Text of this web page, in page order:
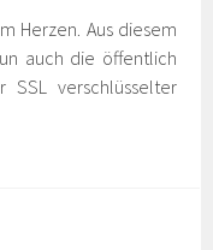
Herzen. Aus diesem
auch die öffentlich
verschlüsselter